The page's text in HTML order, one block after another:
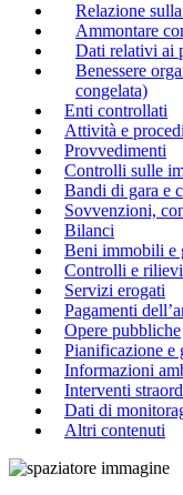
Relazione
Ammontare
Dati relativi ai
Benessere
congelata)
Enti controllati
Attività e
Provvedimenti
Controlli sulle
Bandi di gara e
Sovvenzioni,
Bilanci
Beni immobili e
Controlli e rilievi
Servizi erogati
Pagamenti
Opere pubbliche
Pianificazione e
Informazioni
Interventi
Dati di
Altri contenuti